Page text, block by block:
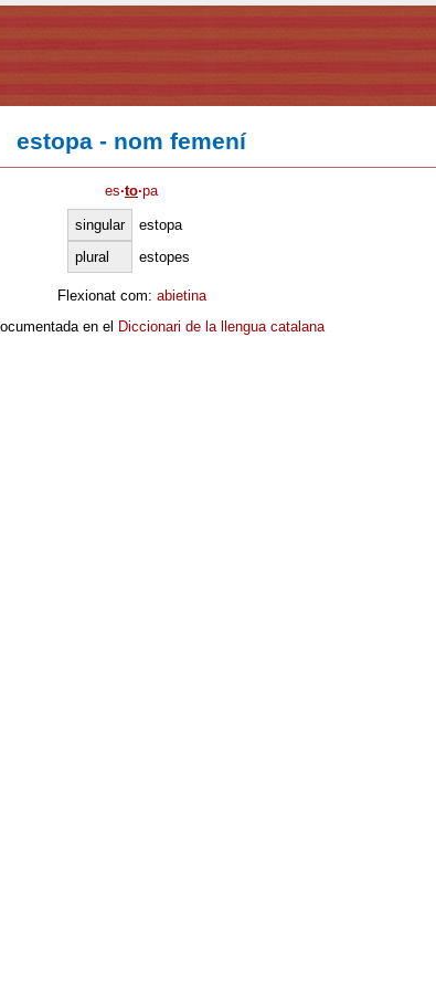
estopa - nom femení
es·to·pa
singular
estopa
plural
estopes
Flexionat com: abietina
en el
Diccionari de la llengua catalana